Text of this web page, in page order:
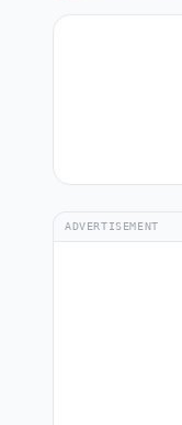
ADVERTISEMENT